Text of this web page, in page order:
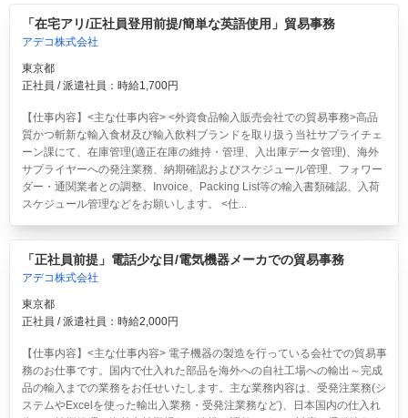
「在宅アリ/正社員登用前提/簡単な英語使用」貿易事務
アデコ株式会社
東京都
正社員 / 派遣社員：時給1,700円
【仕事内容】<主な仕事内容> <外資食品輸入販売会社での貿易事務>高品
質かつ斬新な輸入食材及び輸入飲料ブランドを取り扱う当社サプライチェ
ーン課にて、在庫管理(適正在庫の維持・管理、入出庫データ管理)、海外
サプライヤーへの発注業務、納期確認およびスケジュール管理、フォワー
ダー・通関業者との調整、Invoice、Packing List等の輸入書類確認、入荷
スケジュール管理などをお願いします。 <仕...
「正社員前提」電話少な目/電気機器メーカでの貿易事務
アデコ株式会社
東京都
正社員 / 派遣社員：時給2,000円
【仕事内容】<主な仕事内容> 電子機器の製造を行っている会社での貿易事
務のお仕事です。国内で仕入れた部品を海外への自社工場への輸出～完成
品の輸入までの業務をお任せいたします。主な業務内容は、受発注業務(シ
ステムやExcelを使った輸出入業務・受発注業務など)、日本国内の仕入れ